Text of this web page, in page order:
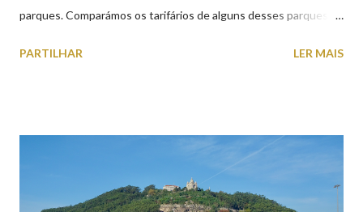
parques. Comparámos os tarifários de alguns desses parques de
subterrâneos) perto do centro da cidade (entenda-se por
subterrâneos. O Parque da Estação Viana Shopping é grátis de
2ª a 5ª feira a partir das 20:00 (DIAS ÚTEIS)
PARTILHAR LER MAIS